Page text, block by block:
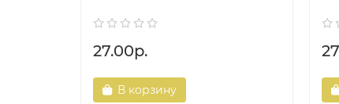
27.00р.
В корзину